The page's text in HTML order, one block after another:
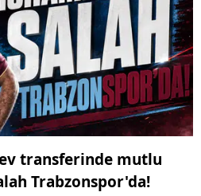
transferinde mutlu
Trabzonspor'da!